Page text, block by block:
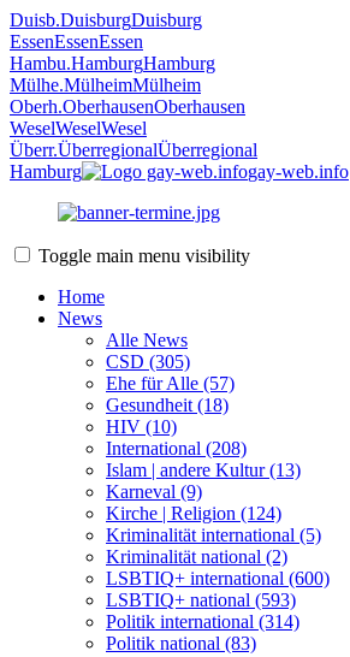
Duisb.DuisburgDuisburg
EssenEssenEssen
Hambu.HamburgHamburg
Mülhe.MülheimMülheim
Oberh.OberhausenOberhausen
WeselWeselWesel
Überr.ÜberregionalÜberregional
Hamburg
gay-web.info
Toggle main menu visibility
Home
News
Alle News
CSD (305)
Ehe für Alle (57)
Gesundheit (18)
HIV (10)
International (208)
Islam | andere Kultur (13)
Karneval (9)
Kirche | Religion (124)
Kriminalität international (5)
Kriminalität national (2)
LSBTIQ+ international (600)
LSBTIQ+ national (593)
Politik international (314)
Politik national (83)